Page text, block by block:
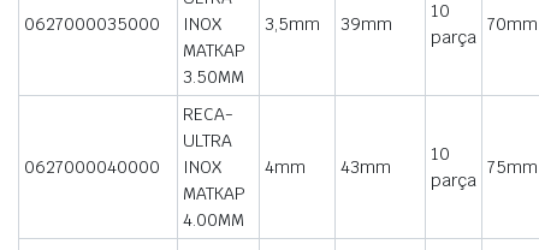
0627000035000
INOX
MATKAP
3.50MM
3,5mm 39mm
10
parça
70mm
0627000040000
RECA-
ULTRA
INOX
MATKAP
4.00MM
4mm 43mm
10
parça
75mm